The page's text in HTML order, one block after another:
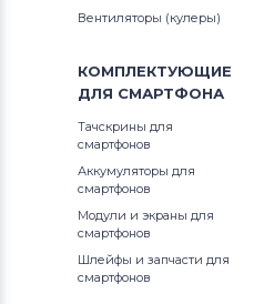
Вентиляторы (кулеры)
КОМПЛЕКТУЮЩИЕ
ДЛЯ СМАРТФОНА
Тачскрины для
смартфонов
Аккумуляторы для
смартфонов
Модули и экраны для
смартфонов
Шлейфы и запчасти для
смартфонов